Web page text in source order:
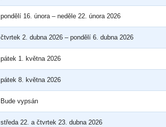
pondělí 16. února – neděle 22. února 2026
čtvrtek 2. dubna 2026 – pondělí 6. dubna 2026
pátek 1. května 2026
pátek 8. května 2026
Bude vypsán
středa 22. a čtvrtek 23. dubna 2026